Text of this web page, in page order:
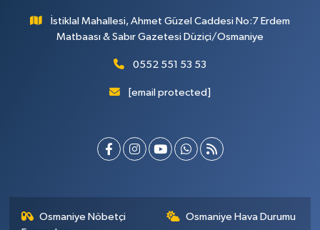
İstiklal Mahallesi, Ahmet Güzel Caddesi No:7 Erdem
Matbaası & Sabır Gazetesi Düziçi/Osmaniye
0552 551 53 53
[email protected]
Osmaniye Nöbetçi
Osmaniye Hava Durumu